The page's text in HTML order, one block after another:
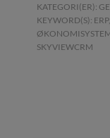
KATEGORI(ER):
KEYWORD(S): ERP,
SKYVIEWCRM